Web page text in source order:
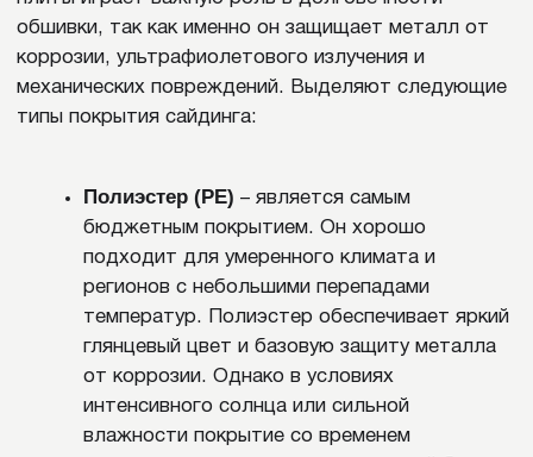
выделяет токсичных веществ при нагреве.
Это делает металлический сайдинг
безопасным для жилых и общественных
зданий, особенно в районах с повышенным
риском пожаров.
Легкий материал снижает нагрузку на стены
и фундамент, что важно при реконструкции
старых зданий или при установке обшивки
на каркасные конструкции. Помимо того,
небольшой вес упрощает транспортировку и
Минимальный уход.
сайдинг практически не требует регулярного
обслуживания. Панели легко очищаются от
полимерные покрытия сохраняют яркость и